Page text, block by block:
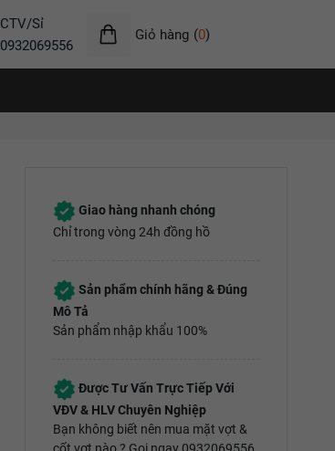
CTV/Sỉ
0932069556
Giỏ hàng (0)
Giao hàng nhanh chóng
Chỉ trong vòng 24h đồng hồ
Sản phẩm chính hãng & Đúng
Mô Tả
Sản phẩm nhập khẩu 100%
Được Tư Vấn Trực Tiếp Với
VĐV & HLV Chuyên Nghiệp
Bạn không biết nên mua mặt vợt &